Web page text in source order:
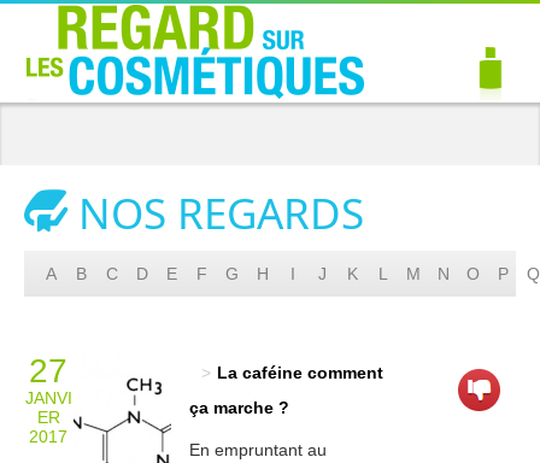
NOS REGARDS
A B C D E F G H I J K L M N O P Q
27
JANVI
ER
2017
La caféine comment
ça marche ?
En empruntant au